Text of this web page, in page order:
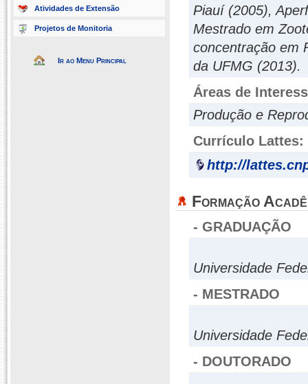
Atividades de Extensão
Projetos de Monitoria
Ir ao Menu Principal
Piauí (2005),
Mestrado em
concentração em
da UFMG (2013).
Áreas de
Produção e
Currículo Lattes:
http://
Formação
- GRADUAÇÃO
Universidade
- MESTRADO
Universidade
- DOUTORADO